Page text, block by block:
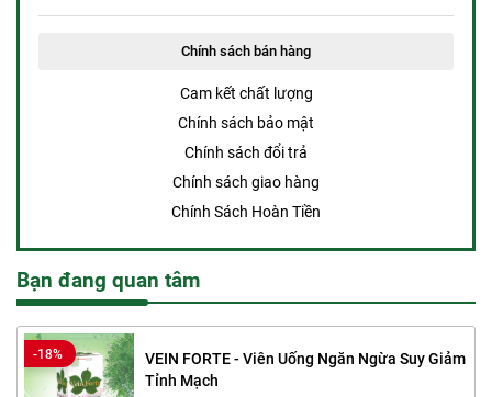
Chính sách bán hàng
Cam kết chất lượng
Chính sách bảo mật
Chính sách đổi trả
Chính sách giao hàng
Chính Sách Hoàn Tiền
Bạn đang quan tâm
-18%
VEIN FORTE - Viên Uống Ngăn Ngừa Suy Giảm
Tỉnh Mạch